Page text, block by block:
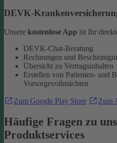
DEVK-
Unsere kostenlose App ist Ihr
DEVK-Chat-Beratung
Rechnungen und
Übersicht zu Vertragsinhalten
Erstellen von Patienten- und
Vorsorgevollmächten
Zum Google Play Store Zum
Häufige Fragen zu
Produktservices